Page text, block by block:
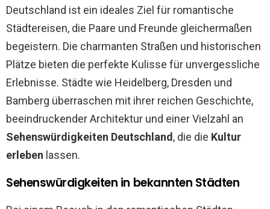
Deutschland ist ein ideales Ziel für romantische
Städtereisen, die Paare und Freunde gleichermaßen
begeistern. Die charmanten Straßen und historischen
Plätze bieten die perfekte Kulisse für unvergessliche
Erlebnisse. Städte wie Heidelberg, Dresden und
Bamberg überraschen mit ihrer reichen Geschichte,
beeindruckender Architektur und einer Vielzahl an
Sehenswürdigkeiten Deutschland , die die Kultur
erleben lassen.
Sehenswürdigkeiten in bekannten Städten